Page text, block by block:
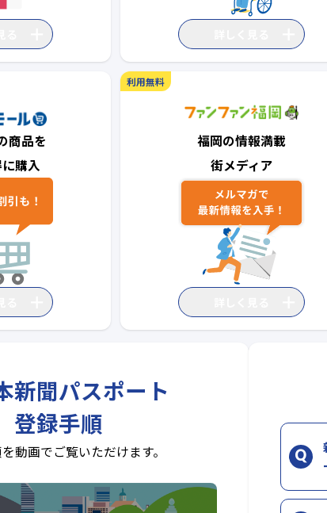
商品を
購入
利用無料
福岡の情報満載
街メディア
新聞パスポート
登録手順
動画でご覧いただけます。